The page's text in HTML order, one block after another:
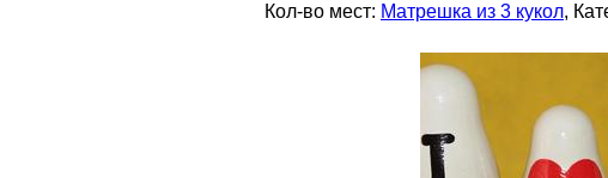
Кол-во мест: Матрешка из 3 кукол,